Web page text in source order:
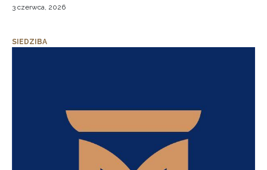
3 czerwca, 2026
SIEDZIBA